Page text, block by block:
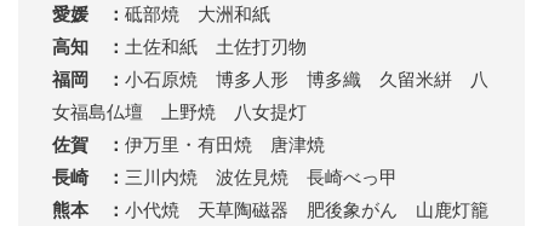
愛媛 ： 砥部焼 大洲和紙
高知 ： 土佐和紙 土佐打刃物
福岡 ： 小石原焼 博多人形 博多織 久留米絣 八
女福島仏壇 上野焼 八女提灯
佐賀 ： 伊万里・有田焼 唐津焼
長崎 ： 三川内焼 波佐見焼 長崎べっ甲
熊本 ： 小代焼 天草陶磁器 肥後象がん 山鹿灯籠